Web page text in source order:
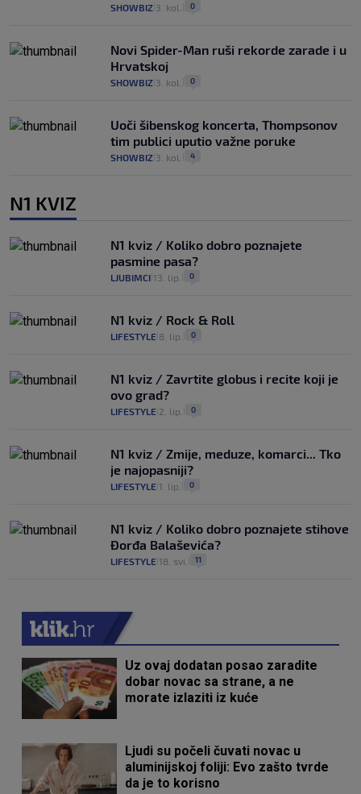
SHOWBIZ 3. kol. 0
Novi Spider-Man ruši rekorde zarade i u
Hrvatskoj
SHOWBIZ 3. kol. 0
Uoči šibenskog koncerta, Thompsonov
tim publici uputio važne poruke
SHOWBIZ 3. kol. 4
N1 KVIZ
N1 kviz / Koliko dobro poznajete
pasmine pasa?
LJUBIMCI 13. lip. 0
N1 kviz / Rock & Roll
LIFESTYLE 8. lip. 0
N1 kviz / Zavrtite globus i recite koji je
ovo grad?
LIFESTYLE 2. lip. 0
N1 kviz / Zmije, meduze, komarci... Tko
je najopasniji?
LIFESTYLE 1. lip. 0
N1 kviz / Koliko dobro poznajete stihove
Đorđa Balaševića?
LIFESTYLE 18. svi. 11
Uz ovaj dodatan posao zaradite
dobar novac sa strane, a ne
morate izlaziti iz kuće
Ljudi su počeli čuvati novac u
aluminijskoj foliji: Evo zašto tvrde
da je to korisno